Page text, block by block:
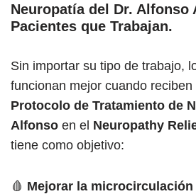
Neuropatía del Dr. Alfonso
Pacientes que Trabajan.
Sin importar su tipo de trabajo,
funcionan mejor cuando
Protocolo de Tratamiento de
Alfonso en el Neuropathy
tiene como objetivo:
🩸 Mejorar la microcirculación